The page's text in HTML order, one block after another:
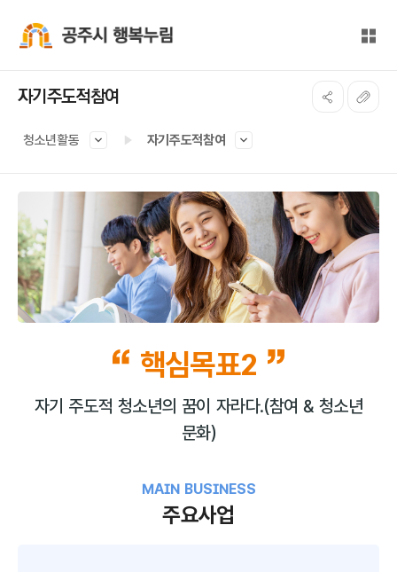
전체
자기주도적참여
청소년활동 자기주도적참여
핵심목표2
자기 주도적 청소년의 꿈이 자라다.(참여 & 청소년
문화)
MAIN BUSINESS
주요사업